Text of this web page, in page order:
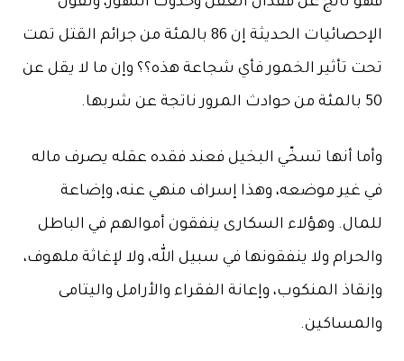
الإحصائيات الحديثة إن 86 بالمئة من جرائم القتل تمت
تحت تأثير الخمور فأي شجاعة هذه؟؟ وإن ما لا يقل عن
50 بالمئة من حوادث المرور ناتجة عن شربها.
وأما أنها تسخّي البخيل فعند فقده عقله يصرف ماله
في غير موضعه، وهذا إسراف منهي عنه، وإضاعة
للمال. وهؤلاء السكارى ينفقون أموالهم في الباطل
والحرام ولا ينفقونها في سبيل الله، ولا لإغاثة ملهوف،
وإنقاذ المنكوب، وإعانة الفقراء والأرامل واليتامى
والمساكين.